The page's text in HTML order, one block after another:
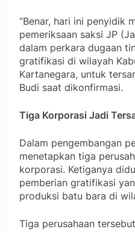
“Benar, hari ini penyidik
pemeriksaan saksi JP
dalam perkara dugaan
gratifikasi di wilayah
Kartanegara, untuk
Budi saat dikonfirmasi.
Tiga Korporasi Jadi
Dalam pengembangan
menetapkan tiga
korporasi. Ketiganya
pemberian gratifikasi
produksi batu bara di
Tiga perusahaan